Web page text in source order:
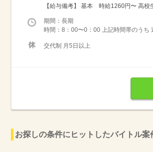
【給与備考】 基本 時給1260円〜 高
期間：長期
時間：8：00〜0：00 上記時間帯のう
交代制 月5日以上
お探しの条件にヒットしたバイトル案